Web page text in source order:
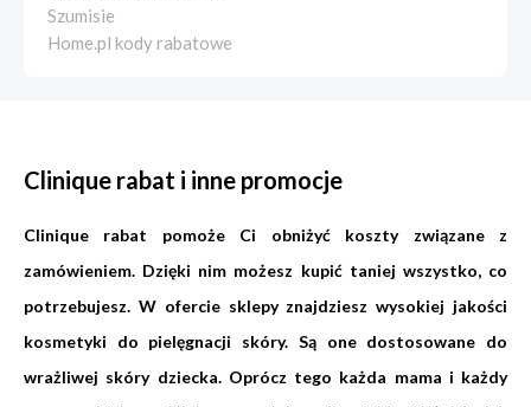
Szumisie
Home.pl kody rabatowe
Clinique rabat i inne promocje
Clinique rabat pomoże Ci obniżyć koszty związane z
zamówieniem. Dzięki nim możesz kupić taniej wszystko, co
potrzebujesz. W ofercie sklepy znajdziesz wysokiej jakości
kosmetyki do pielęgnacji skóry. Są one dostosowane do
wrażliwej skóry dziecka. Oprócz tego każda mama i każdy